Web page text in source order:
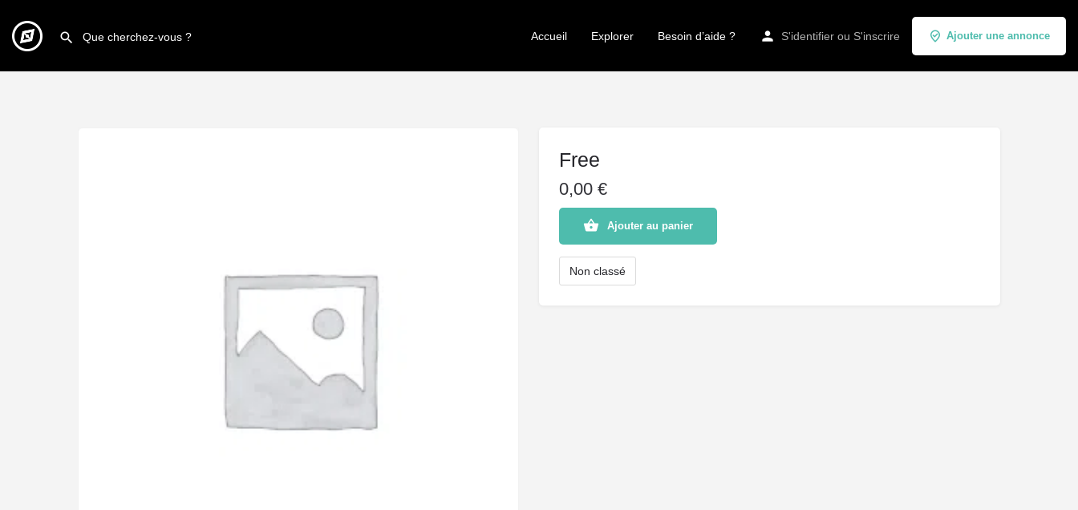
Accueil Explorer Besoin d’aide ? S'identifier ou S'inscrire Ajouter une annonce
Free
0,00 €
quantité
Free
Ajouter au panier
Non classé